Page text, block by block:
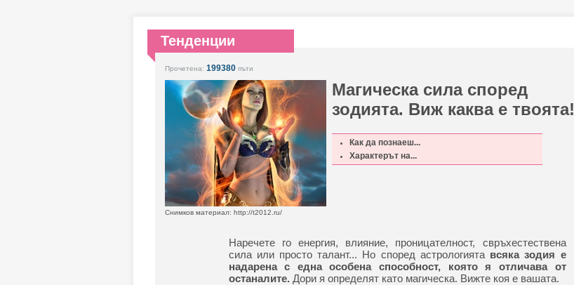
Тенденции
Прочетена: 199380пъти
Магическа сила според
зодията. Виж каква е твоята!
Как да познаеш...
Характерът на...
Снимков материал: http://t2012.ru/
Наречете го енергия, влияние, проницателност, свръхестествена
сила или просто талант... Но според астрологията всяка зодия е
надарена с една особена способност, която я отличава от
останалите. Дори я определят като магическа. Вижте коя е вашата.